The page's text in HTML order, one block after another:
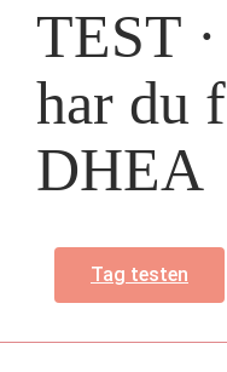
TEST
har du
DHEA
Tag testen